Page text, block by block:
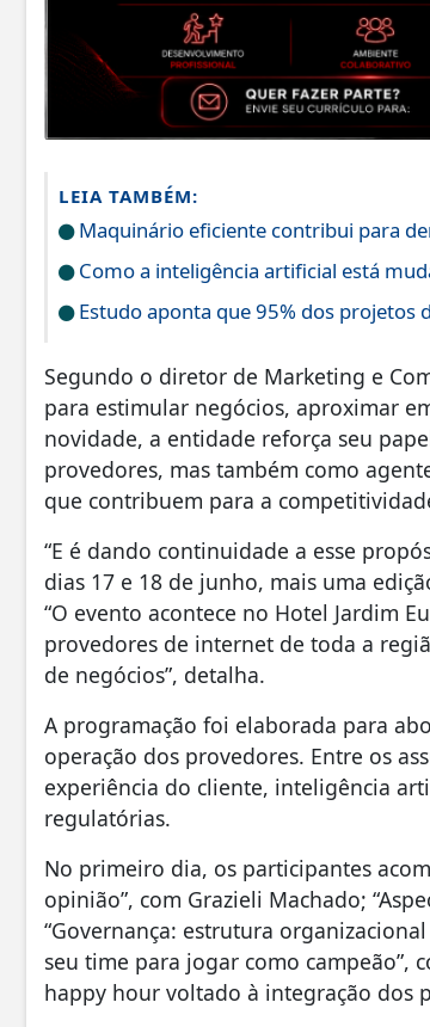
LEIA TAMBÉM:
Maquinário eficiente contribui para
Como a inteligência artificial está
Estudo aponta que 95% dos projetos
Segundo o diretor de Marketing e
para estimular negócios, aproximar
novidade, a entidade reforça seu
provedores, mas também como
que contribuem para a
“E é dando continuidade a esse
dias 17 e 18 de junho, mais uma
“O evento acontece no Hotel Jardim
provedores de internet de toda a
de negócios”, detalha.
A programação foi elaborada para
operação dos provedores. Entre os
experiência do cliente, inteligência
regulatórias.
No primeiro dia, os participantes
opinião”, com Grazieli Machado;
“Governança: estrutura
seu time para jogar como campeão”,
happy hour voltado à integração dos